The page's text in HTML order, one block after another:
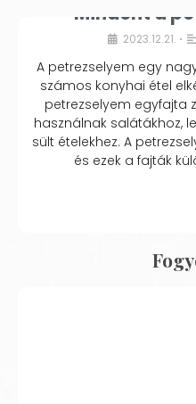
Mindent a
2023.12.21. •
A petrezselyem egy
számos konyhai étel
petrezselyem egyfajta
használnak salátákhoz,
sült ételekhez. A
és ezek a fajták